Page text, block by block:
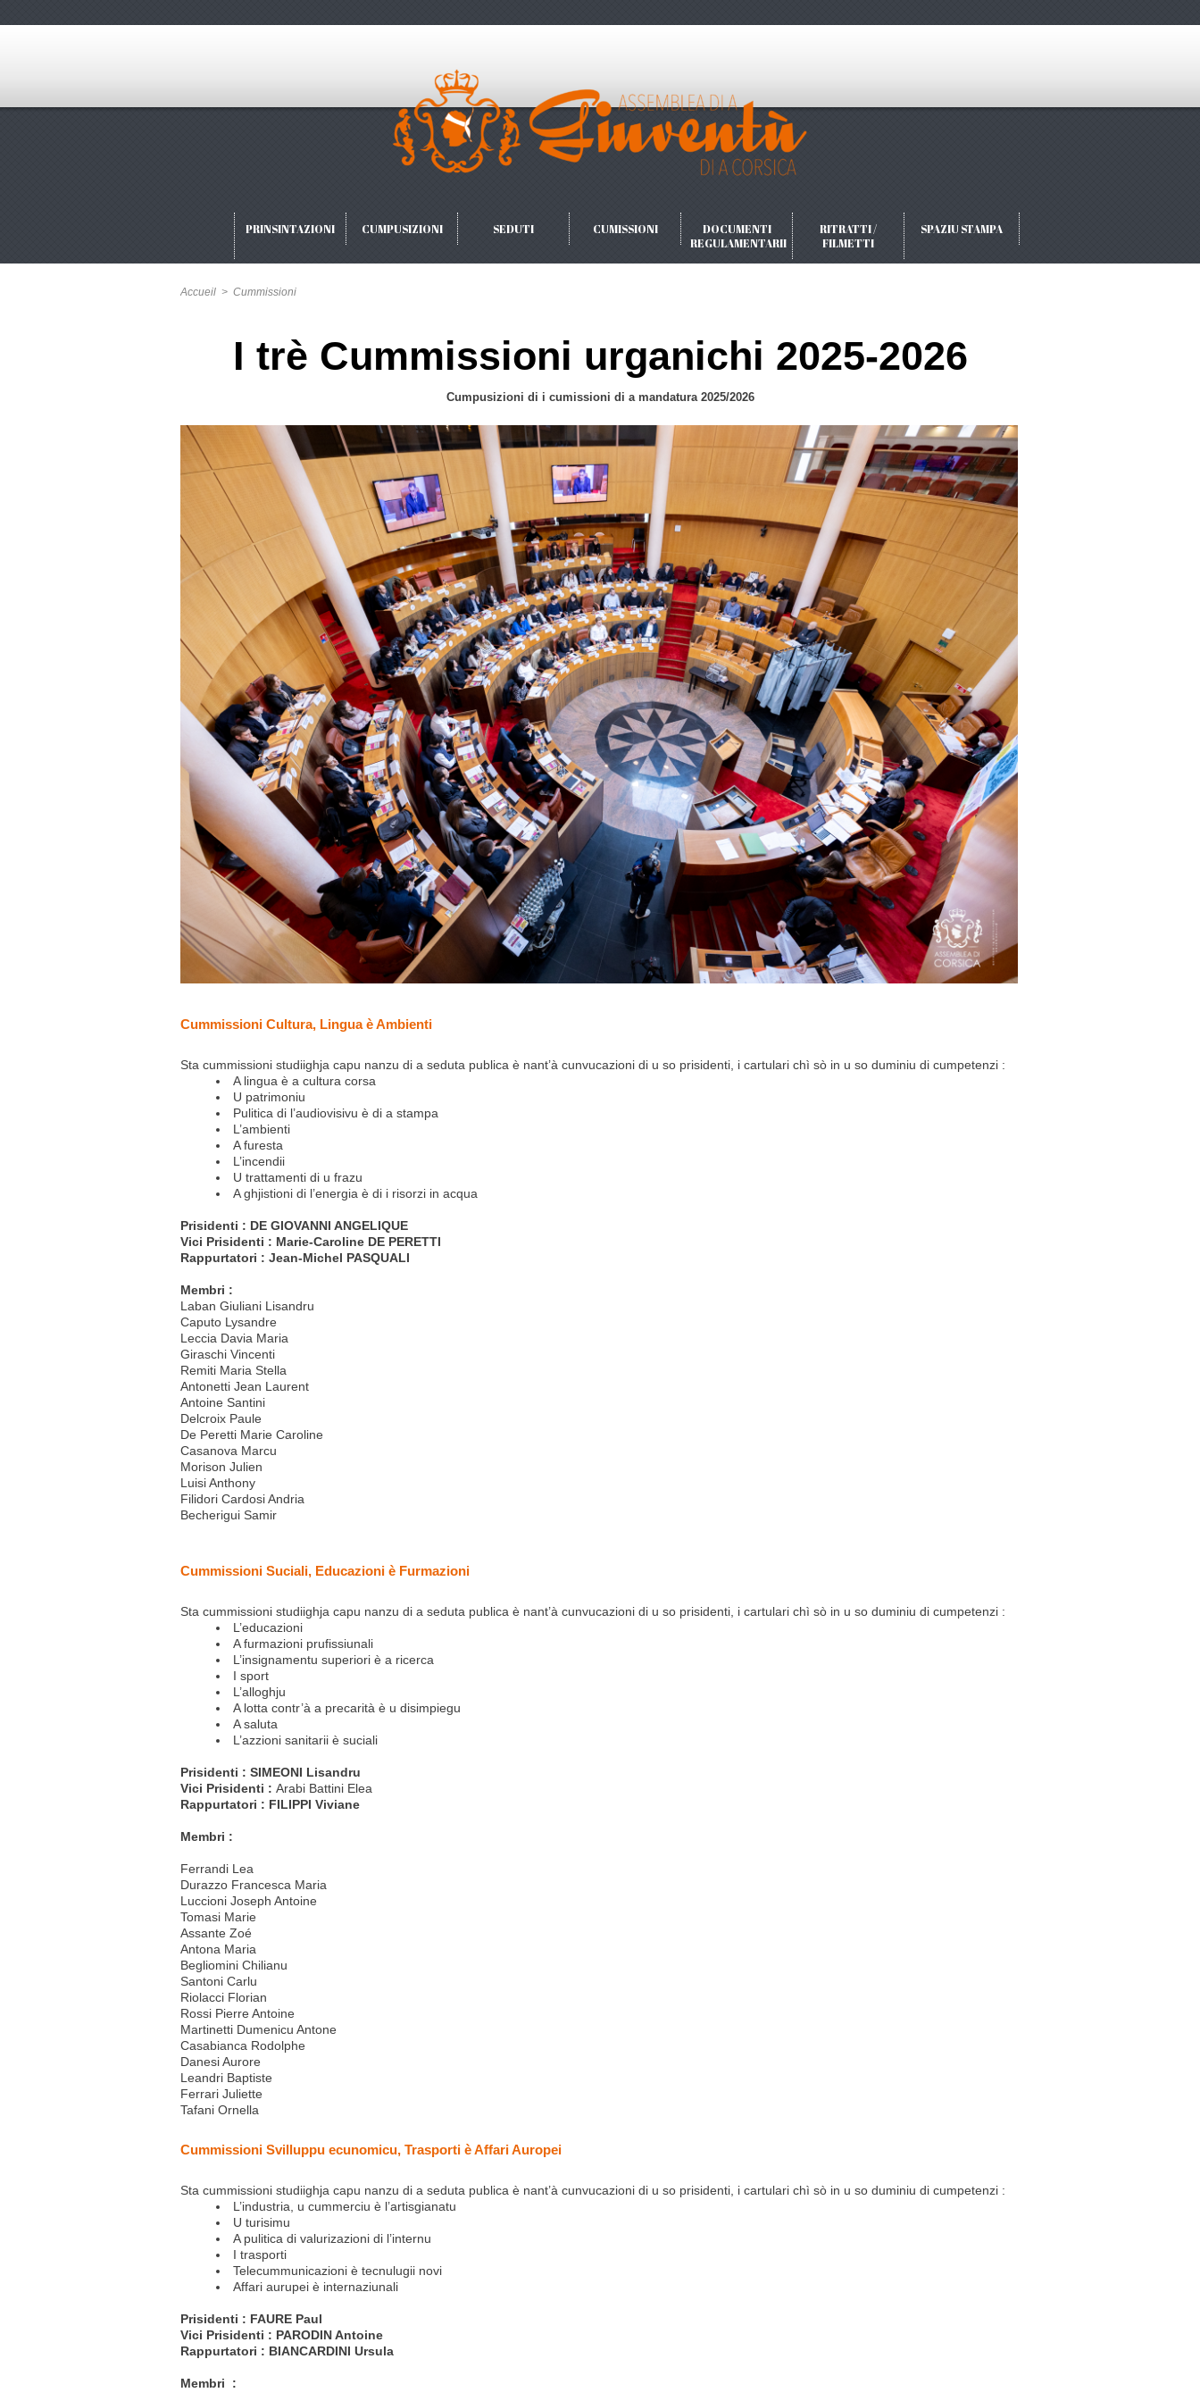
PRINSINTAZIONI CUMPUSIZIONI SEDUTI CUMISSIONI
DOCUMENTI
REGULAMENTARII
RITRATTI /
FILMETTI
SPAZIU STAMPA
Accueil > Cummissioni
I trè Cummissioni urganichi 2025-2026
Cumpusizioni di i cumissioni di a mandatura 2025/2026
Cummissioni Cultura, Lingua è Ambienti
Sta cummissioni studiighja capu nanzu di a seduta publica è nant’à cunvucazioni di u so prisidenti, i cartulari chì sò in u so duminiu di cumpetenzi :
A lingua è a cultura corsa
U patrimoniu
Pulitica di l’audiovisivu è di a stampa
L’ambienti
A furesta
L’incendii
U trattamenti di u frazu
A ghjistioni di l’energia è di i risorzi in acqua
Prisidenti : DE GIOVANNI ANGELIQUE
Vici Prisidenti : Marie-Caroline DE PERETTI
Rappurtatori : Jean-Michel PASQUALI
Membri :
Laban Giuliani Lisandru
Caputo Lysandre
Leccia Davia Maria
Giraschi Vincenti
Remiti Maria Stella
Antonetti Jean Laurent
Antoine Santini
Delcroix Paule
De Peretti Marie Caroline
Casanova Marcu
Morison Julien
Luisi Anthony
Filidori Cardosi Andria
Becherigui Samir
Cummissioni Suciali, Educazioni è Furmazioni
Sta cummissioni studiighja capu nanzu di a seduta publica è nant’à cunvucazioni di u so prisidenti, i cartulari chì sò in u so duminiu di cumpetenzi :
L’educazioni
A furmazioni prufissiunali
L’insignamentu superiori è a ricerca
I sport
L’alloghju
A lotta contr’à a precarità è u disimpiegu
A saluta
L’azzioni sanitarii è suciali
Prisidenti : SIMEONI Lisandru
Vici Prisidenti : Arabi Battini Elea
Rappurtatori : FILIPPI Viviane
Membri :
Ferrandi Lea
Durazzo Francesca Maria
Luccioni Joseph Antoine
Tomasi Marie
Assante Zoé
Antona Maria
Begliomini Chilianu
Santoni Carlu
Riolacci Florian
Rossi Pierre Antoine
Martinetti Dumenicu Antone
Casabianca Rodolphe
Danesi Aurore
Leandri Baptiste
Ferrari Juliette
Tafani Ornella
Cummissioni Svilluppu ecunomicu, Trasporti è Affari Auropei
Sta cummissioni studiighja capu nanzu di a seduta publica è nant’à cunvucazioni di u so prisidenti, i cartulari chì sò in u so duminiu di cumpetenzi :
L’industria, u cummerciu è l’artisgianatu
U turisimu
A pulitica di valurizazioni di l’internu
I trasporti
Telecummunicazioni è tecnulugii novi
Affari aurupei è internaziunali
Prisidenti : FAURE Paul
Vici Prisidenti : PARODIN Antoine
Rappurtatori : BIANCARDINI Ursula
Membri :